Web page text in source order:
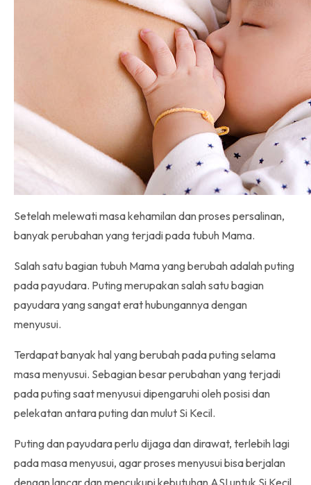
Setelah melewati masa kehamilan dan proses persalinan,
banyak perubahan yang terjadi pada tubuh Mama.
Salah satu bagian tubuh Mama yang berubah adalah puting
pada payudara. Puting merupakan salah satu bagian
payudara yang sangat erat hubungannya dengan
menyusui.
Terdapat banyak hal yang berubah pada puting selama
masa menyusui. Sebagian besar perubahan yang terjadi
pada puting saat menyusui dipengaruhi oleh posisi dan
pelekatan antara puting dan mulut Si Kecil.
Puting dan payudara perlu dijaga dan dirawat, terlebih lagi
pada masa menyusui, agar proses menyusui bisa berjalan
dengan lancar dan mencukupi kebutuhan ASI untuk Si Kecil.